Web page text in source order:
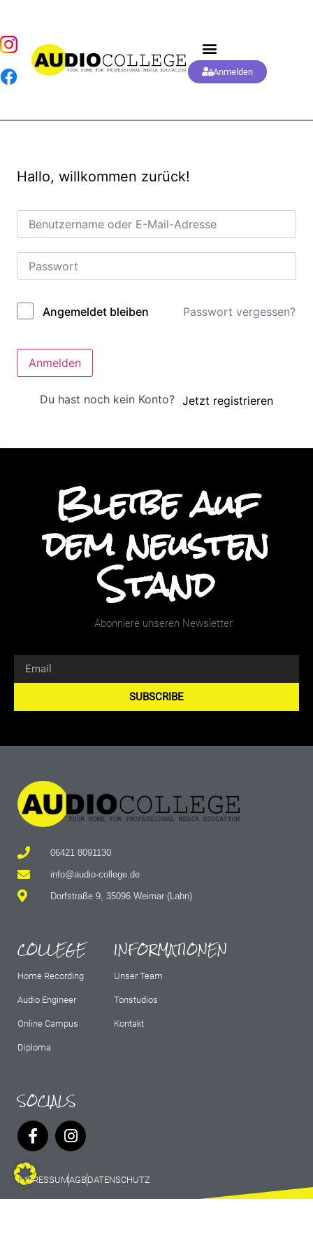
Anmelden
Hallo, willkommen zurück!
Alternative:
Angemeldet bleiben Passwort vergessen?
Anmelden
Du hast noch kein Konto? Jetzt registrieren
Bleibe auf
dem neusten
Stand
Abonniere unseren Newsletter
SUBSCRIBE
06421 8091130
info@audio-college.de
Dorfstraße 9, 35096 Weimar (Lahn)
COLLEGE
Home Recording
Audio Engineer
Online Campus
Diploma
INFORMATIONEN
Unser Team
Tonstudios
Kontakt
SOCIALS
IMPRESSUMAGBDATENSCHUTZ